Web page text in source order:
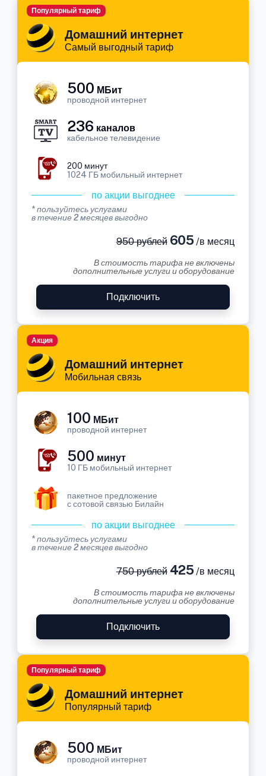
Домашний интернет
Самый выгодный тариф
Популярный тариф
500 МБит
проводной интернет
236 каналов
кабельное телевидение
200 минут
1024 ГБ мобильный интернет
по акции выгоднее
* пользуйтесь услугами
в течение 2 месяцев выгодно
950 рублей605 /в месяц
В стоимость тарифа не включены
дополнительные услуги и оборудование
Подключить
Домашний интернет
Мобильная связь
Акция
100 МБит
проводной интернет
500 минут
10 ГБ мобильный интернет
пакетное предложение
с сотовой связью Билайн
по акции выгоднее
* пользуйтесь услугами
в течение 2 месяцев выгодно
750 рублей425 /в месяц
В стоимость тарифа не включены
дополнительные услуги и оборудование
Подключить
Домашний интернет
Популярный тариф
Популярный тариф
500 МБит
проводной интернет